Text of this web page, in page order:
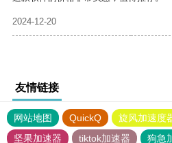
2024-12-20
友情链接
网站地图 QuickQ 旋风加速度
坚果加速器
tiktok加速器
狗急